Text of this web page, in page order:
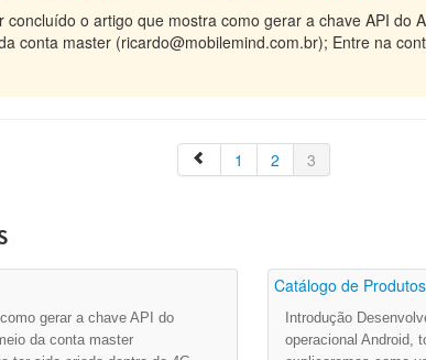
o artigo que mostra como gerar a chave API do
conta master (ricardo@mobilemind.com.br); Entre na
1 2 3
gerar a chave API do
da conta master
Catálogo de
Introdução
operacional Android,